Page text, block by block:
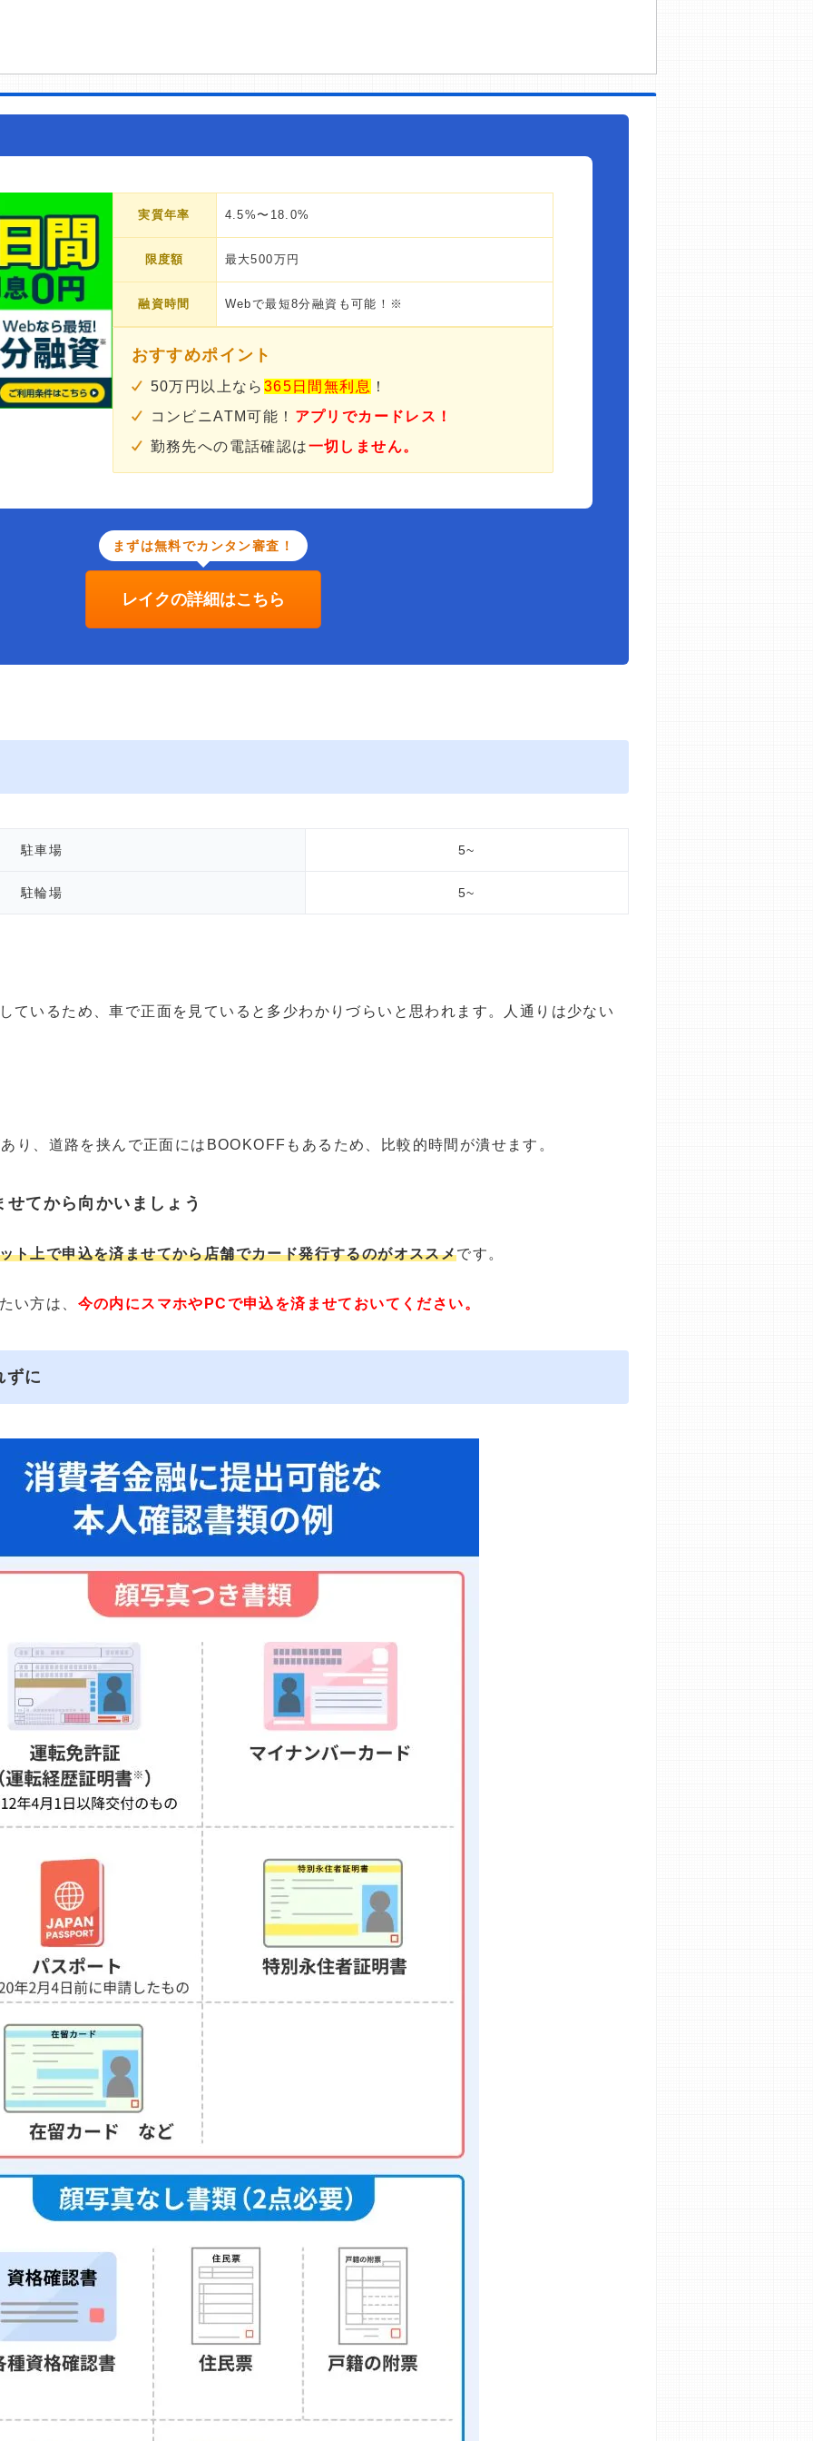
実質年率 4.5%〜18.0%
限度額 最大500万円
融資時間 Webで最短8分融資も可能！※
おすすめポイント
50万円以上なら 365日間無利息 ！
コンビニATM可能！ アプリでカードレス！
勤務先への電話確認は一切しません。
まずは無料でカンタン審査！
レイクの詳細はこちら
駐車場 5~
駐輪場 5~
ているため、車で正面を見ていると多少わかりづらいと思われます。人通りは少ない
り、道路を挟んで正面にはBOOKOFFもあるため、比較的時間が潰せます。
てから向かいましょう
ト上で申込を済ませてから店舗でカード発行するのがオススメです。
い方は、 今の内にスマホやPCで申込を済ませておいてください。
ずに